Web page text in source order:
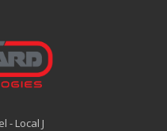
- Local J